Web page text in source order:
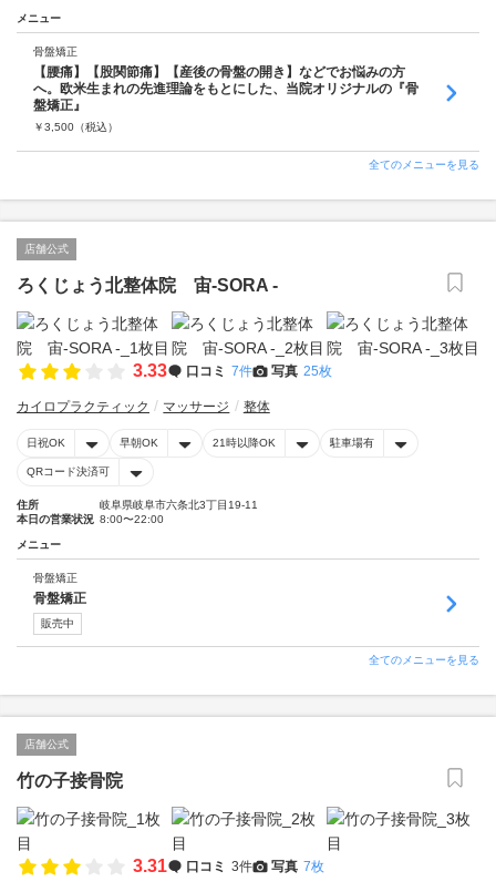
メニュー
骨盤矯正
【腰痛】【股関節痛】【産後の骨盤の開き】などでお悩みの方
へ。欧米生まれの先進理論をもとにした、当院オリジナルの『骨
盤矯正』
￥3,500 （税込）
全てのメニューを見る
店舗公式
ろくじょう北整体院 宙-SORA -
3.33 口コミ 7件 写真 25枚
カイロプラクティック マッサージ 整体
日祝OK 早朝OK 21時以降OK 駐車場有
QRコード決済可
住所
岐阜県岐阜市六条北3丁目19-11
本日の営業状況 8:00〜22:00
メニュー
骨盤矯正
骨盤矯正
販売中
全てのメニューを見る
店舗公式
竹の子接骨院
3.31 口コミ 3件 写真 7枚